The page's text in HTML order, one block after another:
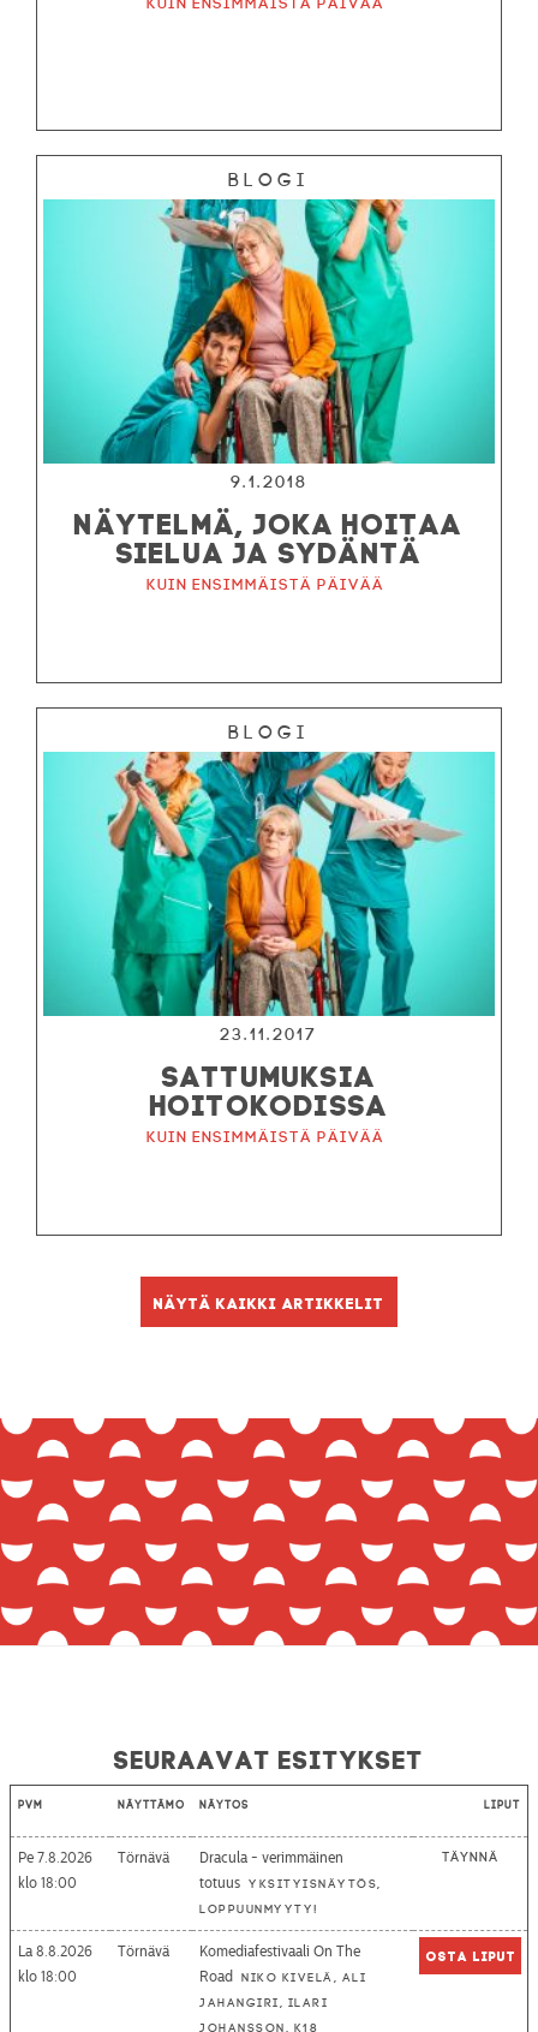
Blogi
9.1.2018
NÄYTELMÄ, JOKA HOITAA
SIELUA JA SYDÄNTÄ
Kuin ensimmäistä päivää
Blogi
23.11.2017
SATTUMUKSIA
HOITOKODISSA
Kuin ensimmäistä päivää
Näytä kaikki artikkelit
Seuraavat esitykset
Pvm Näyttämö Näytös Liput
Pe 7.8.2026
18:00
Törnävä
Dracula - verimmäinen
totuus Yksityisnäytös,
loppuunmyyty!
Täynnä
La 8.8.2026
18:00
Törnävä
Komediafestivaali On The
Road
Niko Kivelä, Ali
Jahangiri, Ilari
Johansson, K18
Osta liput